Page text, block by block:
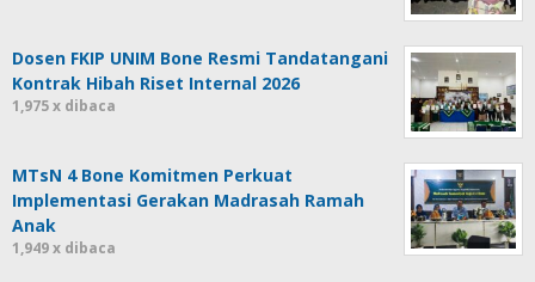
Dosen FKIP UNIM Bone Resmi Tandatangani
Kontrak Hibah Riset Internal 2026
1,975 x dibaca
MTsN 4 Bone Komitmen Perkuat
Implementasi Gerakan Madrasah Ramah
Anak
1,949 x dibaca